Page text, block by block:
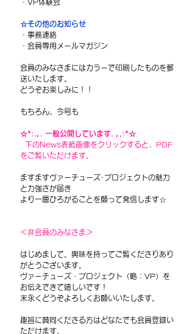
・VP体験会
☆その他のお知らせ
・事務連絡
・会員専用メールマガジン
会員のみなさまにはカラーで印刷したものを郵
送いたします。
どうぞお楽しみに！！
もちろん、今号も
☆*:.｡. 一般公開しています. ｡,:*☆
をご覧いただけます。
ますますヴァーチューズ･プロジェクトの魅力
と力強さが届き
より一層ひろがることを願って発信します☆
＜非会員のみなさま＞
はじめまして。興味を持ってご覧くださりあり
がとうございます。
ヴァーチューズ・プロジェクト（略：VP）を
お伝えできて嬉しいです！
末永くどうぞよろしくお願いいたします。
趣旨に賛同くださる方はどなたでも会員登録い
ただけます。